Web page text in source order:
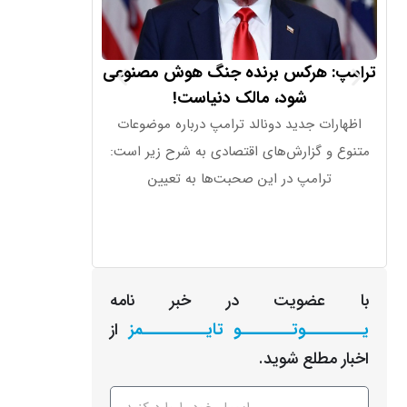
ترامپ: هرکس برنده جنگ هوش مصنوعی
شود، مالک دنیاست!
اظهارات جدید دونالد ترامپ درباره موضوعات
متنوع و گزارش‌های اقتصادی به شرح زیر است:
ترامپ در این صحبت‌ها به تعیین
با عضویت در خبر نامه
یـــــــــوتــــــــو تایــــــــــمز از
اخبار مطلع شوید.